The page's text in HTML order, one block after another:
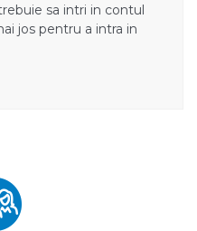
sa intri in contul
jos pentru a intra in